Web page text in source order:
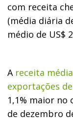
com receita
(média diária
médio de US$
A receita
exportações
1,1% maior no
de dezembro